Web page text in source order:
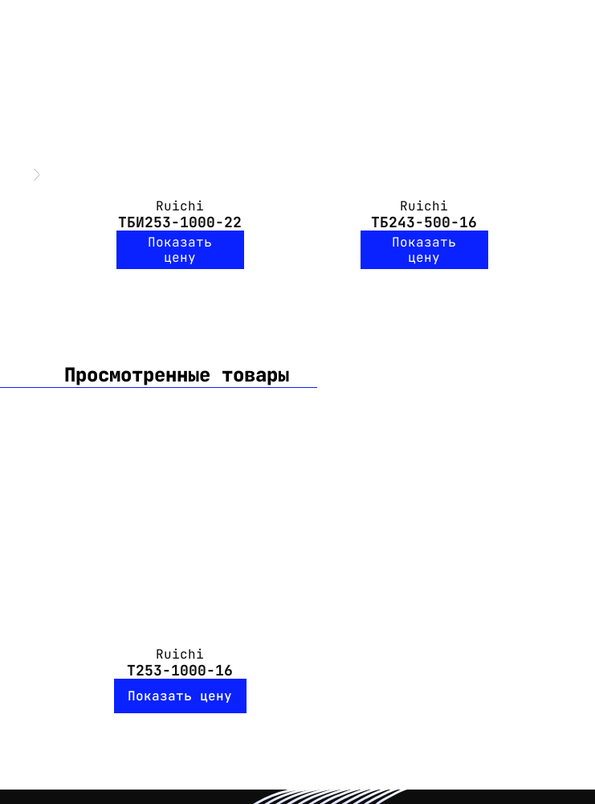
Ruichi
ТБИ253-1000-22
Показать
цену
Ruichi
ТБ243-500-16
Показать
цену
Просмотренные товары
Ruichi
Т253-1000-16
Показать цену